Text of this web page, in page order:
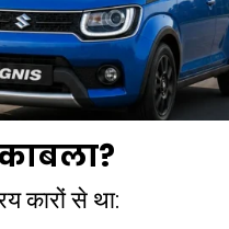
कारों से था: